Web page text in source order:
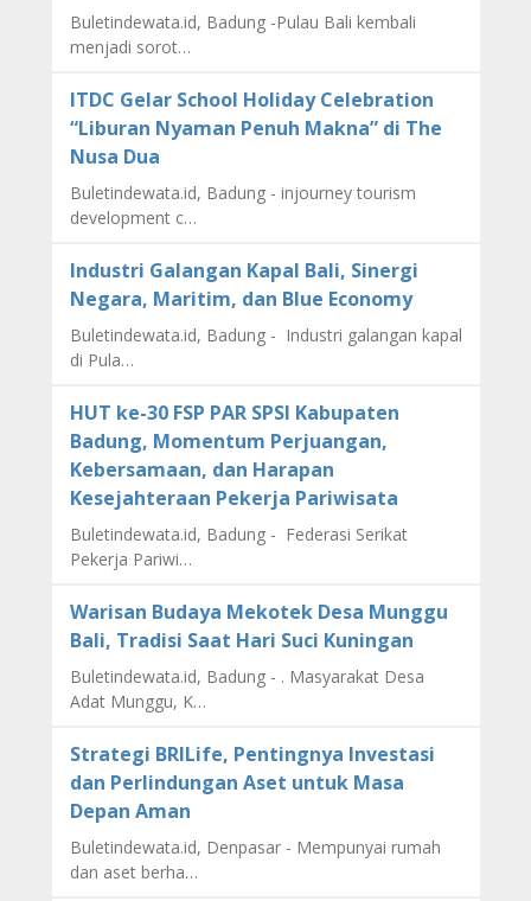
Buletindewata.id, Badung -Pulau Bali kembali
menjadi sorot…
ITDC Gelar School Holiday Celebration
“Liburan Nyaman Penuh Makna” di The
Nusa Dua
Buletindewata.id, Badung - injourney tourism
development c…
Industri Galangan Kapal Bali, Sinergi
Negara, Maritim, dan Blue Economy
Buletindewata.id, Badung - Industri galangan kapal
di Pula…
HUT ke-30 FSP PAR SPSI Kabupaten
Badung, Momentum Perjuangan,
Kebersamaan, dan Harapan
Kesejahteraan Pekerja Pariwisata
Buletindewata.id, Badung - Federasi Serikat
Pekerja Pariwi…
Warisan Budaya Mekotek Desa Munggu
Bali, Tradisi Saat Hari Suci Kuningan
Buletindewata.id, Badung - . Masyarakat Desa
Adat Munggu, K…
Strategi BRILife, Pentingnya Investasi
dan Perlindungan Aset untuk Masa
Depan Aman
Buletindewata.id, Denpasar - Mempunyai rumah
dan aset berha…